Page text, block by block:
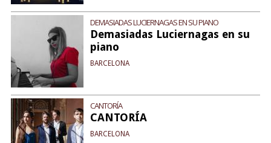
DEMASIADAS LUCIERNAGAS EN SU PIANO
Demasiadas Luciernagas en su
piano
BARCELONA
CANTORÍA
CANTORÍA
BARCELONA